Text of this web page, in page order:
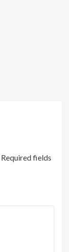
Required fields